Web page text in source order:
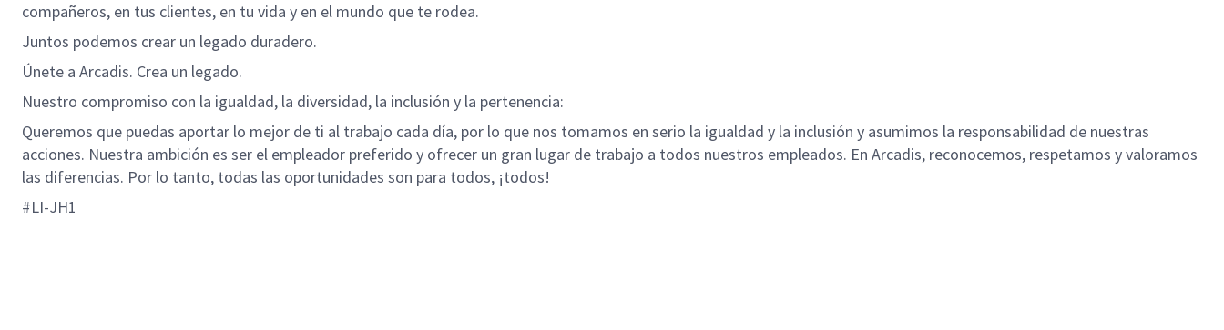
compañeros, en tus clientes, en tu vida y en el mundo que te rodea.
Juntos podemos crear un legado duradero.
Únete a Arcadis. Crea un legado.
Nuestro compromiso con la igualdad, la diversidad, la inclusión y la pertenencia:
Queremos que puedas aportar lo mejor de ti al trabajo cada día, por lo que nos tomamos en serio la igualdad y la inclusión y asumimos la responsabilidad de nuestras
acciones. Nuestra ambición es ser el empleador preferido y ofrecer un gran lugar de trabajo a todos nuestros empleados. En Arcadis, reconocemos, respetamos y valoramos
las diferencias. Por lo tanto, todas las oportunidades son para todos, ¡todos!
#LI-JH1